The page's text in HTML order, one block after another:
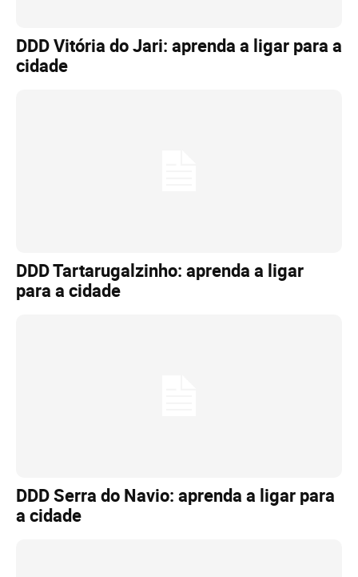
DDD Vitória do Jari: aprenda a ligar para a
cidade
DDD Tartarugalzinho: aprenda a ligar
para a cidade
DDD Serra do Navio: aprenda a ligar para
a cidade